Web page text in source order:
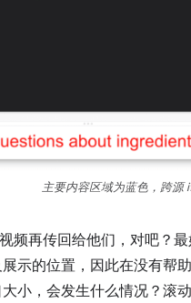
主要内容区域为蓝色，跨源
频再传回给他们，对吧？
示的位置，因此在没有帮
小，会发生什么情况？滚